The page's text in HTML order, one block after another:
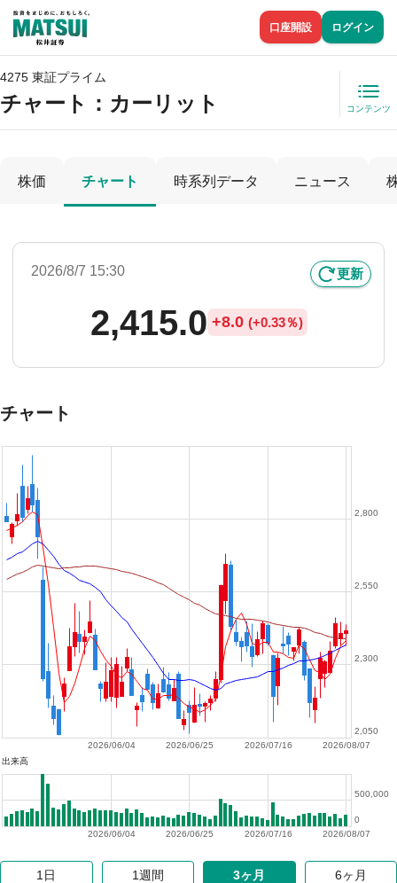
口座開設 ログイン
4275 東証プライム
チャート： カーリット コンテンツ
株価 チャート 時系列データ ニュース
2026/8/7 15:30 更新
2,415.0 +8.0 (+0.33％)
チャート
2026/08/07
2026/07/16
2026/06/25
2026/06/04
2,050
2,300
2,550
2,800
出来高
2026/08/07
2026/07/16
2026/06/25
2026/06/04
0
500,000
1日 1週間 3ヶ月 6ヶ月